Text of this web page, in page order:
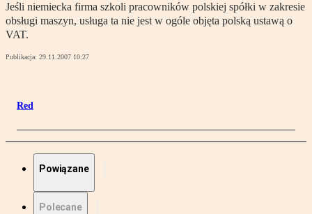
Jeśli niemiecka firma szkoli pracowników polskiej spółki w zakresie
obsługi maszyn, usługa ta nie jest w ogóle objęta polską ustawą o
VAT.
Publikacja: 29.11.2007 10:27
Red
Powiązane
Polecane